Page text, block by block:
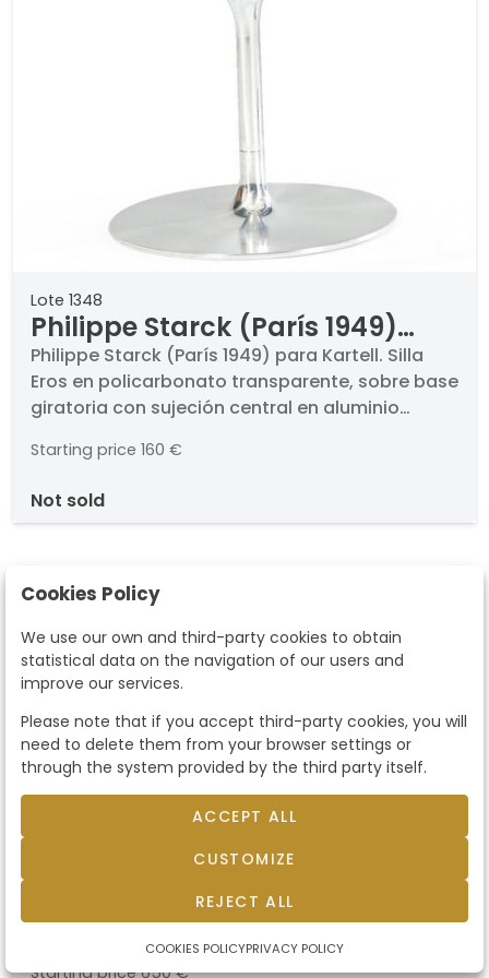
Lote 1348
Philippe Starck (París 1949)
para Kartell Silla Eros en
policarbonato transparente,
sobre base giratoria con
sujeción central en aluminio
Philippe Starck (París 1949) para Kartell. Silla
Eros en policarbonato transparente, sobre base
giratoria con sujeción central en aluminio
62 cm
Starting price 160 €
not sold
Paul Schärer y Fritz Haller para
1964. Mesa Haller, la base de esta es su icónica
estructura de acero tubular cromado y tablero
laminado en madera de haya natural. Con
Starting price 650 €
Cookies Policy
We use our own and third-party cookies to obtain
statistical data on the navigation of our users and
improve our services.
Please note that if you accept third-party cookies, you will
need to delete them from your browser settings or
through the system provided by the third party itself.
ACCEPT ALL
CUSTOMIZE
REJECT ALL
COOKIES POLICYPRIVACY POLICY